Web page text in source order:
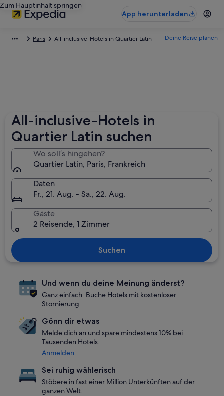
Zum Hauptinhalt springen
App herunterladen
Paris All-inclusive-Hotels in Quartier Latin Deine Reise planen
All-inclusive-Hotels in
Quartier Latin suchen
Wo soll’s hingehen?
Quartier Latin, Paris, Frankreich
Daten
Fr., 21. Aug. - Sa., 22. Aug.
Gäste
2 Reisende, 1 Zimmer
Suchen
Und wenn du deine Meinung änderst?
Ganz einfach: Buche Hotels mit kostenloser
Stornierung.
Gönn dir etwas
Melde dich an und spare mindestens 10% bei
Tausenden Hotels.
Anmelden
Sei ruhig wählerisch
Stöbere in fast einer Million Unterkünften auf der
ganzen Welt.